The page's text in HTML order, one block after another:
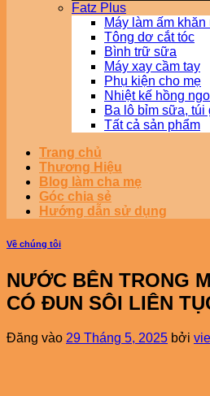
Fatz Plus
Máy làm ấm
Tông dơ cắt tóc
Bình trữ sữa
Máy xay cầm tay
Phụ kiện cho mẹ
Nhiệt kế hồng
Ba lô bỉm sữa, túi
Tất cả sản phẩm
Trang chủ
Thương Hiệu
Blog làm cha mẹ
Góc chia sẻ
Hướng dẫn sử dụng
Về chúng tôi
NƯỚC BÊN TRONG
CÓ ĐUN SÔI LIÊN
Đăng vào 29 Tháng 5, 2025 bởi